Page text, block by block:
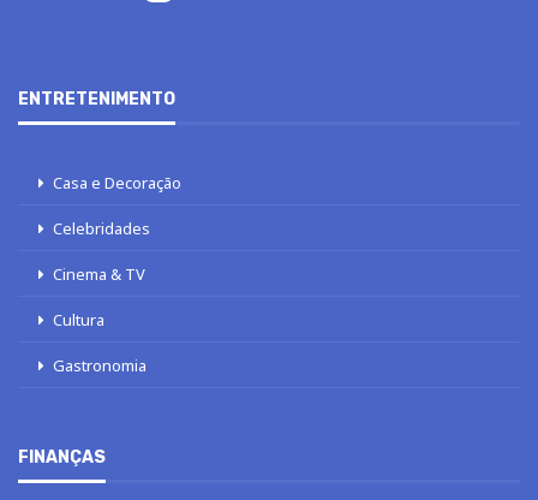
ENTRETENIMENTO
Casa e Decoração
Celebridades
Cinema & TV
Cultura
Gastronomia
FINANÇAS